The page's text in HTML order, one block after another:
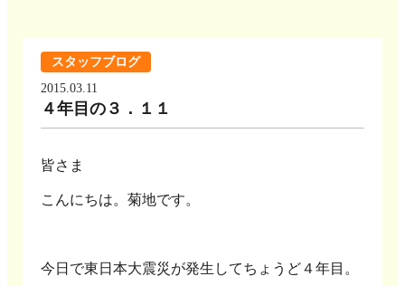
スタッフブログ
2015.03.11
４年目の３．１１
皆さま
こんにちは。菊地です。
今日で東日本大震災が発生してちょうど４年目。